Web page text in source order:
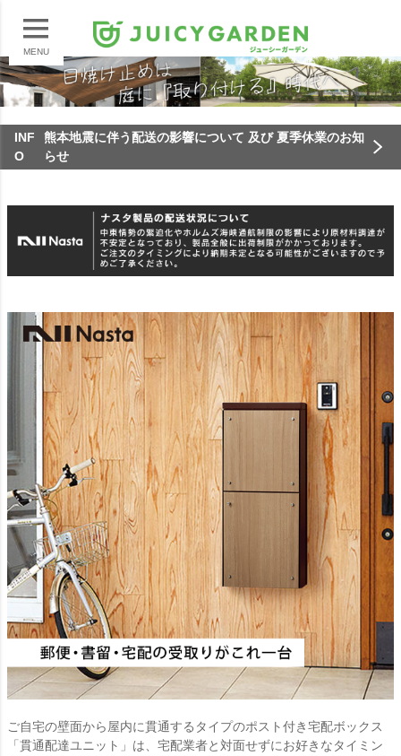
MENU
INF
O
熊本地震に伴う配送の影響について 及び 夏季休業のお知
らせ
ご自宅の壁面から屋内に貫通するタイプのポスト付き宅配ボックス
「貫通配達ユニット」は、宅配業者と対面せずにお好きなタイミン